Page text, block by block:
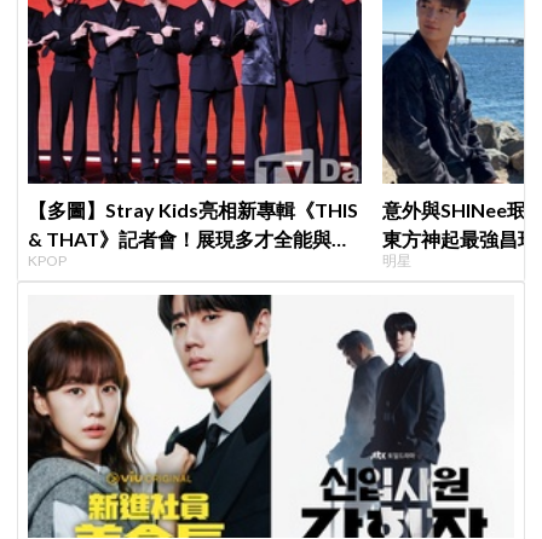
【多圖】Stray Kids亮相新專輯《THIS
& THAT》記者會！展現多才全能與滿
滿自信，預告「以熱治熱」炸裂夏日音
KPOP
意外與SHINee珉
東方神起最強昌
的」
明星